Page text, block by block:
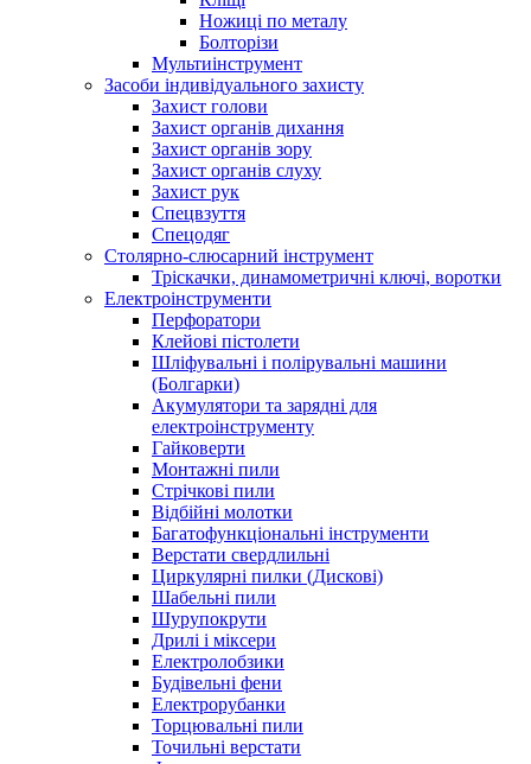
Ножиці по металу
Болторізи
Мультиінструмент
Засоби індивідуального захисту
Захист голови
Захист органів дихання
Захист органів зору
Захист органів слуху
Захист рук
Спецвзуття
Спецодяг
Столярно-слюсарний інструмент
Тріскачки, динамометричні ключі, воротки
Електроінструменти
Перфоратори
Клейові пістолети
Шліфувальні і полірувальні машини
(Болгарки)
Акумулятори та зарядні для
електроінструменту
Гайковерти
Монтажні пили
Стрічкові пили
Відбійні молотки
Багатофункціональні інструменти
Верстати свердлильні
Циркулярні пилки (Дискові)
Шабельні пили
Шурупокрути
Дрилі і міксери
Електролобзики
Будівельні фени
Електрорубанки
Торцювальні пили
Точильні верстати